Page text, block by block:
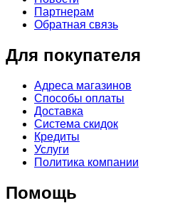
Партнерам
Обратная связь
Для покупателя
Адреса магазинов
Способы оплаты
Доставка
Система скидок
Кредиты
Услуги
Политика компании
Помощь